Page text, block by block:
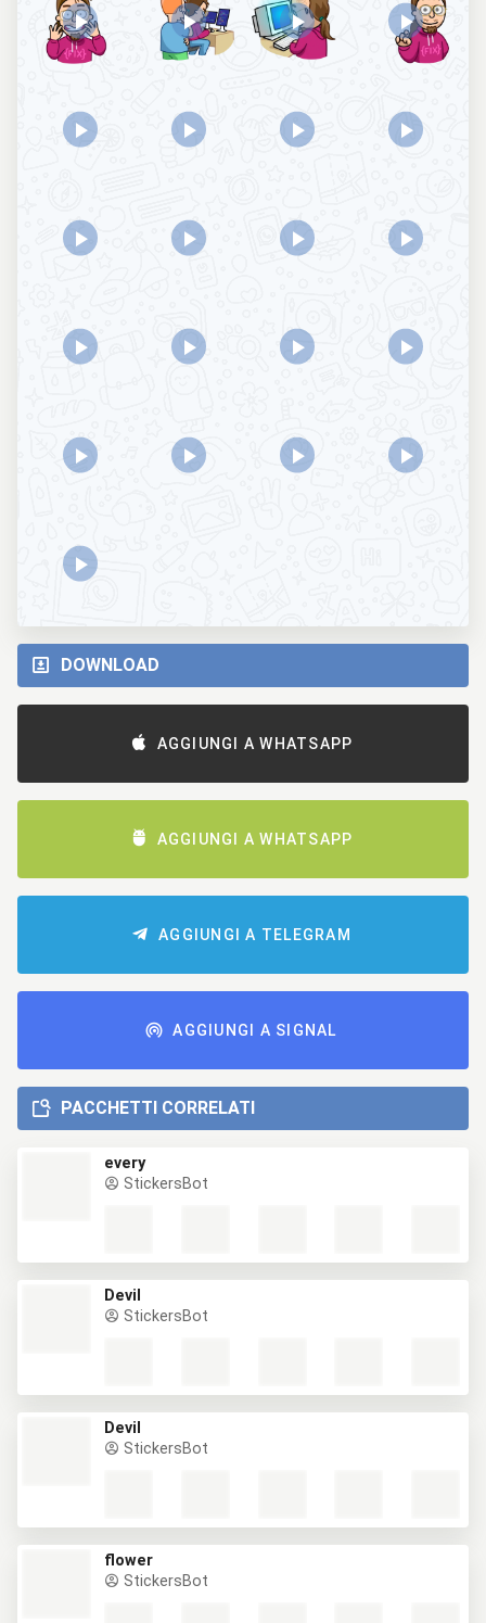
DOWNLOAD
AGGIUNGI A WHATSAPP
AGGIUNGI A WHATSAPP
AGGIUNGI A TELEGRAM
AGGIUNGI A SIGNAL
PACCHETTI CORRELATI
every
StickersBot
Devil
StickersBot
Devil
StickersBot
flower
StickersBot